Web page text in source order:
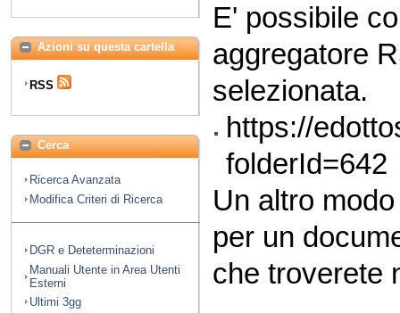
Azioni su questa cartella
RSS
Cerca
Ricerca Avanzata
Modifica Criteri di Ricerca
DGR e Deteterminazioni
Manuali Utente in Area Utenti
Esterni
Ultimi 3gg
E' possibile
aggregatore
selezionata.
https://
folderId=642
Un altro
per un
che troverete